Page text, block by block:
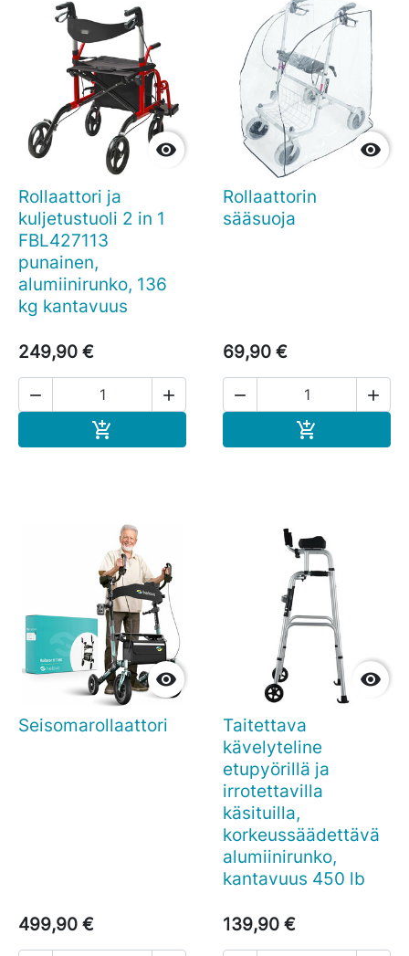

Rollaattori ja
kuljetustuoli 2 in 1
FBL427113
punainen,
alumiinirunko, 136
kg kantavuus
249,90 €
 


Rollaattorin
sääsuoja
69,90 €
 


Seisomarollaattori
499,90 €

Taitettava
kävelyteline
etupyörillä ja
irrotettavilla
käsituilla,
korkeussäädettävä
alumiinirunko,
kantavuus 450 lb
139,90 €